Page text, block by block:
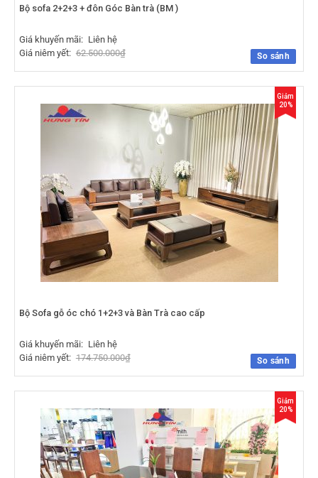
So sánh
Bộ sofa 2+2+3 + đôn Góc Bàn trà (BM )
Giá khuyến mãi: Liên hệ
Giá niêm yết: 62.500.000₫
So sánh
Giảm
20%
Bộ Sofa gỗ óc chó 1+2+3 và Bàn Trà cao cấp
Giá khuyến mãi: Liên hệ
Giá niêm yết: 174.750.000₫
Giảm
20%